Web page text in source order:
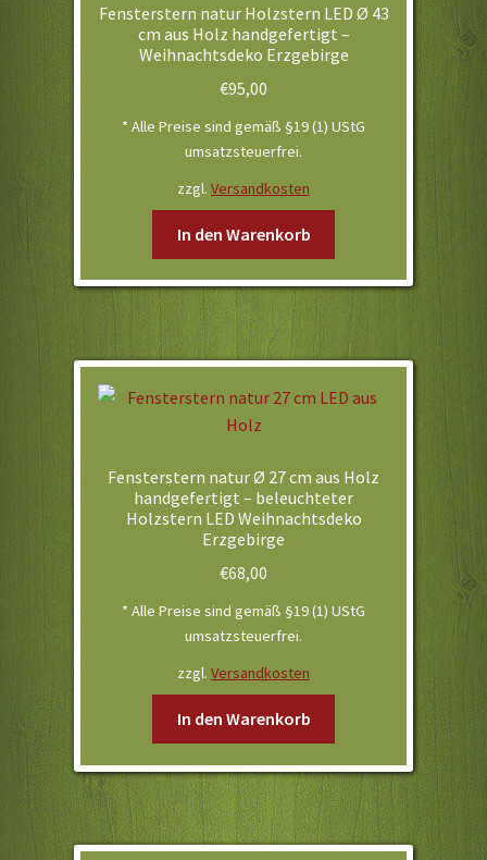
Fensterstern natur Holzstern LED Ø 43
cm aus Holz handgefertigt –
Weihnachtsdeko Erzgebirge
€95,00
* Alle Preise sind gemäß §19 (1) UStG
umsatzsteuerfrei.
zzgl. Versandkosten
In den Warenkorb
Fensterstern natur Ø 27 cm aus Holz
handgefertigt – beleuchteter
Holzstern LED Weihnachtsdeko
Erzgebirge
€68,00
* Alle Preise sind gemäß §19 (1) UStG
umsatzsteuerfrei.
zzgl. Versandkosten
In den Warenkorb